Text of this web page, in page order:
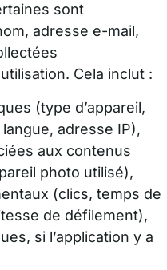
sont
adresse e-mail,
Cela inclut :
(type d’appareil,
adresse IP),
aux contenus
photo utilisé),
(clics, temps de
de défilement),
si l’application y a